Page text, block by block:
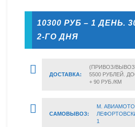
10300 РУБ – 1 ДЕНЬ.
2-ГО ДНЯ
ДОСТАВКА:
(ПРИВОЗ/
5500 РУБЛЕЙ.
+ 90 РУБ./КМ
САМОВЫВОЗ:
М.
1